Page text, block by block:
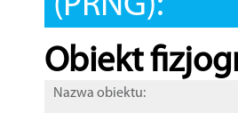
Obiekt
Nazwa obiektu: